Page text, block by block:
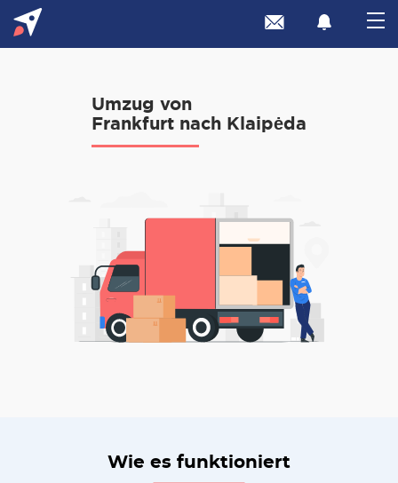
Umzug von
Frankfurt nach Klaipėda
Wie es funktioniert